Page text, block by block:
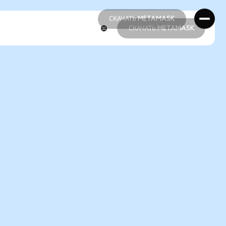
СКАЧАТЬ METAMASK
СКАЧАТЬ METAMASK
СКАЧАТЬ METAMASK